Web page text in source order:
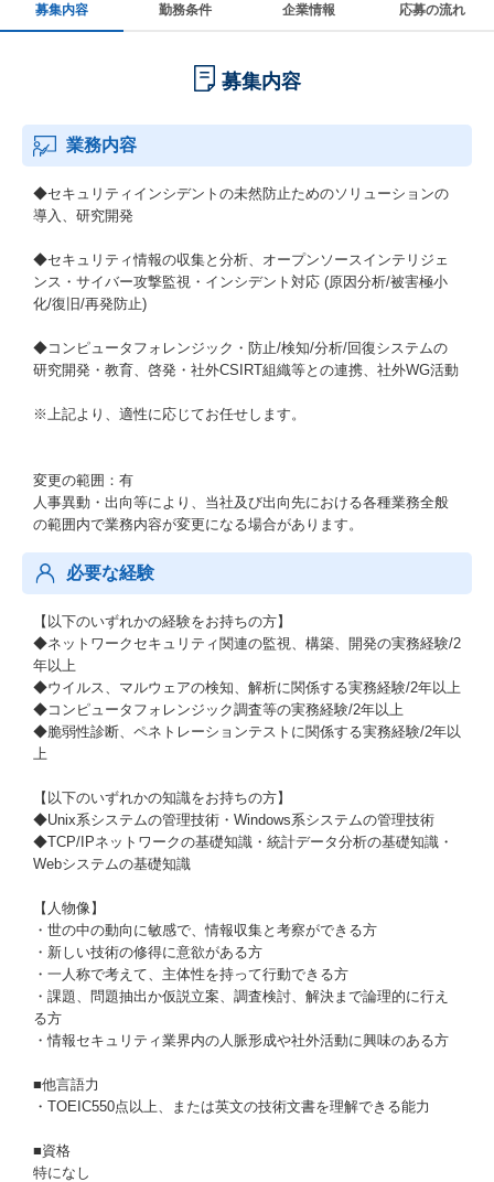
募集内容 勤務条件 企業情報 応募の流れ
募集内容
業務内容
◆セキュリティインシデントの未然防止ためのソリューションの
導入、研究開発
◆セキュリティ情報の収集と分析、オープンソースインテリジェ
ンス・サイバー攻撃監視・インシデント対応 (原因分析/被害極小
化/復旧/再発防止)
◆コンピュータフォレンジック・防止/検知/分析/回復システムの
研究開発・教育、啓発・社外CSIRT組織等との連携、社外WG活動
※上記より、適性に応じてお任せします。
変更の範囲：有
人事異動・出向等により、当社及び出向先における各種業務全般
の範囲内で業務内容が変更になる場合があります。
必要な経験
【以下のいずれかの経験をお持ちの方】
◆ネットワークセキュリティ関連の監視、構築、開発の実務経験/2
年以上
◆ウイルス、マルウェアの検知、解析に関係する実務経験/2年以上
◆コンピュータフォレンジック調査等の実務経験/2年以上
◆脆弱性診断、ペネトレーションテストに関係する実務経験/2年以
上
【以下のいずれかの知識をお持ちの方】
◆Unix系システムの管理技術・Windows系システムの管理技術
◆TCP/IPネットワークの基礎知識・統計データ分析の基礎知識・
Webシステムの基礎知識
【人物像】
・世の中の動向に敏感で、情報収集と考察ができる方
・新しい技術の修得に意欲がある方
・一人称で考えて、主体性を持って行動できる方
・課題、問題抽出か仮説立案、調査検討、解決まで論理的に行え
る方
・情報セキュリティ業界内の人脈形成や社外活動に興味のある方
■他言語力
・TOEIC550点以上、または英文の技術文書を理解できる能力
■資格
特になし